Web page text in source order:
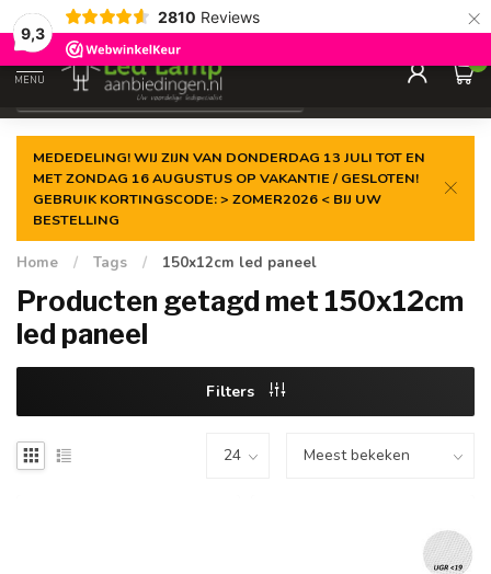
9,3
2810 Reviews ×
Gegarandeerde delaagste prijs
MENU
0
MEDEDELING! WIJ ZIJN VAN DONDERDAG 13 JULI TOT EN
MET ZONDAG 16 AUGUSTUS OP VAKANTIE / GESLOTEN!
GEBRUIK KORTINGSCODE: > ZOMER2026 < BIJ UW
BESTELLING
Home / Tags / 150x12cm led paneel
Producten getagd met 150x12cm
led paneel
Filters